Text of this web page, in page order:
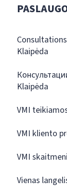
Klaipėda
Klaipėda
VMI
VMI kliento
VMI
Vienas